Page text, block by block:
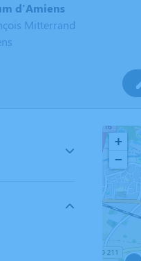
d'Amiens
Mitterrand
+
−